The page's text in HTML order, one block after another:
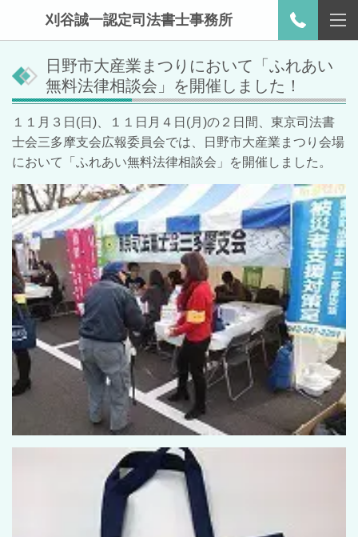
刈谷誠一認定司法書士事務所
日野市大産業まつりにおいて「ふれあい
無料法律相談会」を開催しました！
１１月３日(日)、１１日月４日(月)の２日間、東京司法書
士会三多摩支会広報委員会では、日野市大産業まつり会場
において「ふれあい無料法律相談会」を開催しました。